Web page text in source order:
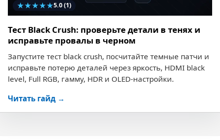
★★★★★5.0(1)
Тест Black Crush: проверьте детали в тенях и
исправьте провалы в черном
Запустите тест black crush, посчитайте темные патчи и
исправьте потерю деталей через яркость, HDMI black
level, Full RGB, гамму, HDR и OLED-настройки.
Читать гайд →